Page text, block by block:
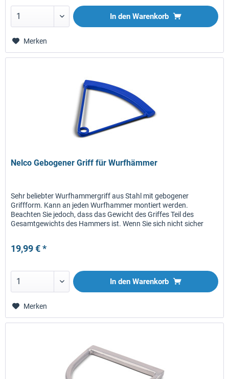
In den Warenkorb
Merken
Nelco Gebogener Griff für Wurfhämmer
Sehr beliebter Wurfhammergriff aus Stahl mit gebogener
Griffform. Kann an jeden Wurfhammer montiert werden.
Beachten Sie jedoch, dass das Gewicht des Griffes Teil des
Gesamtgewichts des Hammers ist. Wenn Sie sich nicht sicher
19,99 € *
In den Warenkorb
Merken